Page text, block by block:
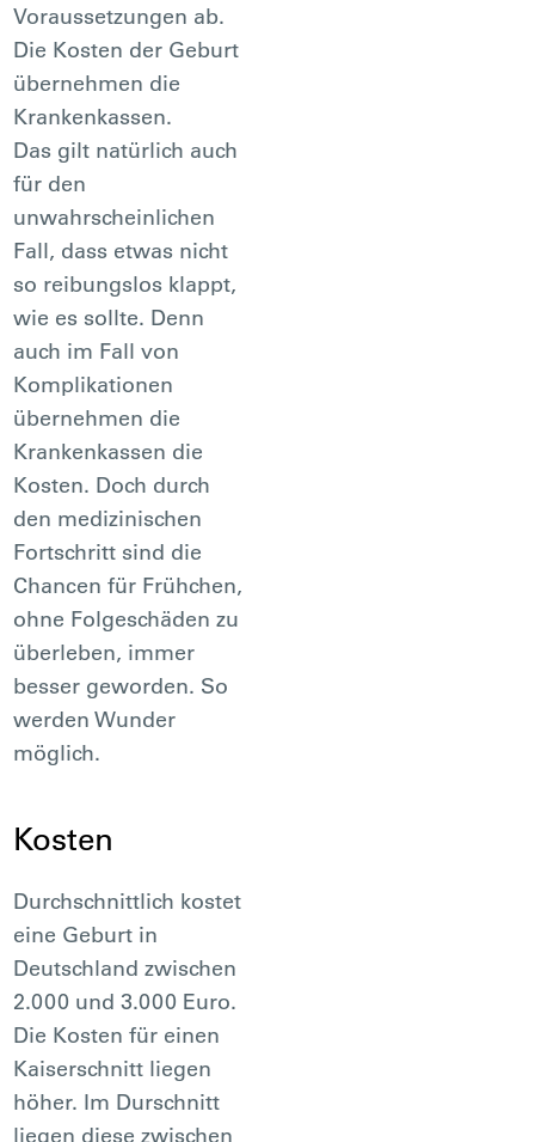
Voraussetzungen ab.
Die Kosten der Geburt
übernehmen die
Krankenkassen.
Das gilt natürlich auch
für den
unwahrscheinlichen
Fall, dass etwas nicht
so reibungslos klappt,
wie es sollte. Denn
auch im Fall von
Komplikationen
übernehmen die
Krankenkassen die
Kosten. Doch durch
den medizinischen
Fortschritt sind die
Chancen für Frühchen,
ohne Folgeschäden zu
überleben, immer
besser geworden. So
werden Wunder
möglich.
Kosten
Durchschnittlich kostet
eine Geburt in
Deutschland zwischen
2.000 und 3.000 Euro.
Die Kosten für einen
Kaiserschnitt liegen
höher. Im Durschnitt
liegen diese zwischen